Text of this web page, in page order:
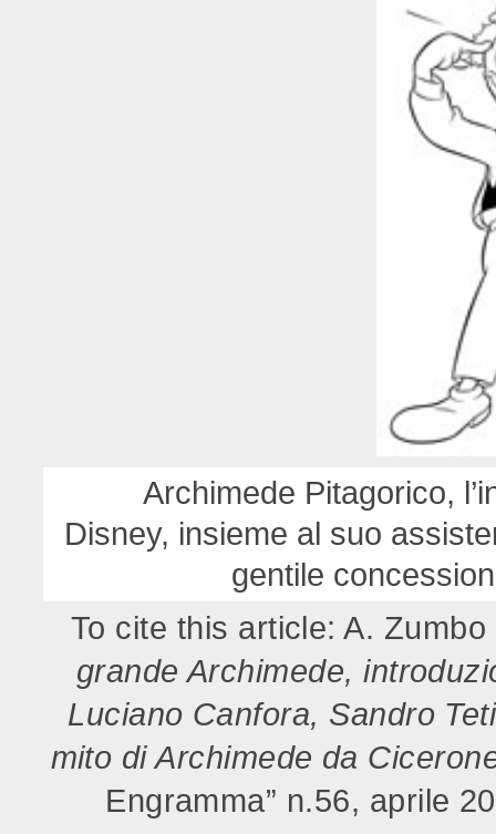
Archimede Pitagorico,
Disney, insieme al suo
gentile
To cite this article: A.
grande Archimede,
Luciano Canfora, Sandro
mito di Archimede da
Engramma” n.56, aprile